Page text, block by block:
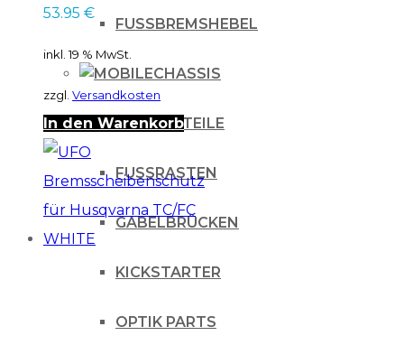
FUSSBREMSHEBEL
CHASSIS
CARBONTEILE
FUSSRASTEN
GABELBRÜCKEN
KICKSTARTER
OPTIK PARTS
BLACK
53.95 €
inkl. 19 % MwSt.
zzgl. Versandkosten
In den Warenkorb